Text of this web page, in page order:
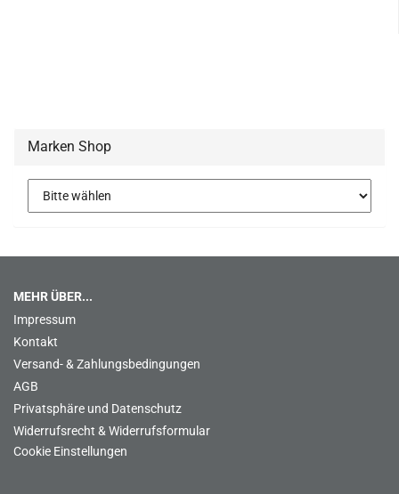
Marken Shop
MEHR ÜBER...
Impressum
Kontakt
Versand- & Zahlungsbedingungen
AGB
Privatsphäre und Datenschutz
Widerrufsrecht & Widerrufsformular
Cookie Einstellungen